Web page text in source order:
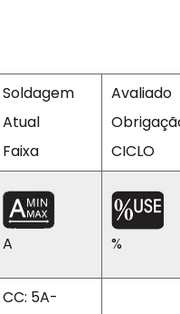
Soldagem
Atual
Faixa
Avaliado
CICLO
A %
CC: 5A-